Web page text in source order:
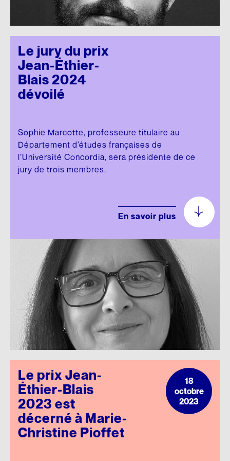
Le jury du prix
Jean-Éthier-
Blais 2024
dévoilé
Sophie Marcotte, professeure titulaire au
Département d’études françaises de
l’Université Concordia, sera présidente de ce
jury de trois membres.
En savoir plus
Le prix Jean-
Éthier-Blais
2023 est
décerné à Marie-
Christine Pioffet
18
octobre
2023